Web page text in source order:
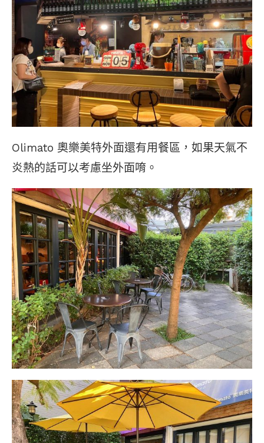
Olimato 奧樂美特外面還有用餐區，如果天氣不
炎熱的話可以考慮坐外面唷。